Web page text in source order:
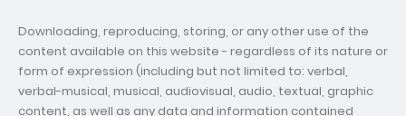
Downloading, reproducing, storing, or any other use of the
content available on this website - regardless of its nature or
form of expression (including but not limited to: verbal,
verbal-musical, musical, audiovisual, audio, textual, graphic
content, as well as any data and information contained